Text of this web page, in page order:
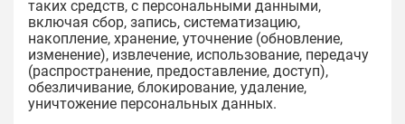
таких средств, с персональными данными,
включая сбор, запись, систематизацию,
накопление, хранение, уточнение (обновление,
изменение), извлечение, использование, передачу
(распространение, предоставление, доступ),
обезличивание, блокирование, удаление,
уничтожение персональных данных.